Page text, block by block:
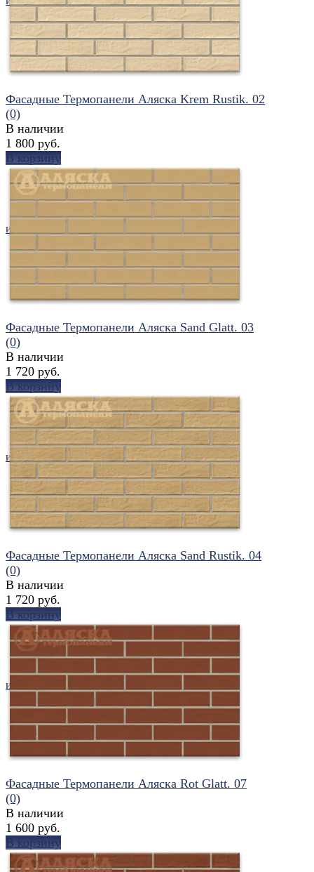
избранное
Фасадные Термопанели Аляска Krem Rustik. 02
(0)
В наличии
1 800 руб.
В корзину
избранное сравнить
Фасадные Термопанели Аляска Sand Glatt. 03
(0)
В наличии
1 720 руб.
В корзину
избранное
Фасадные Термопанели Аляска Sand Rustik. 04
(0)
В наличии
1 720 руб.
В корзину
Фасадные Термопанели Аляска Rot Glatt. 07
(0)
В наличии
1 600 руб.
В корзину